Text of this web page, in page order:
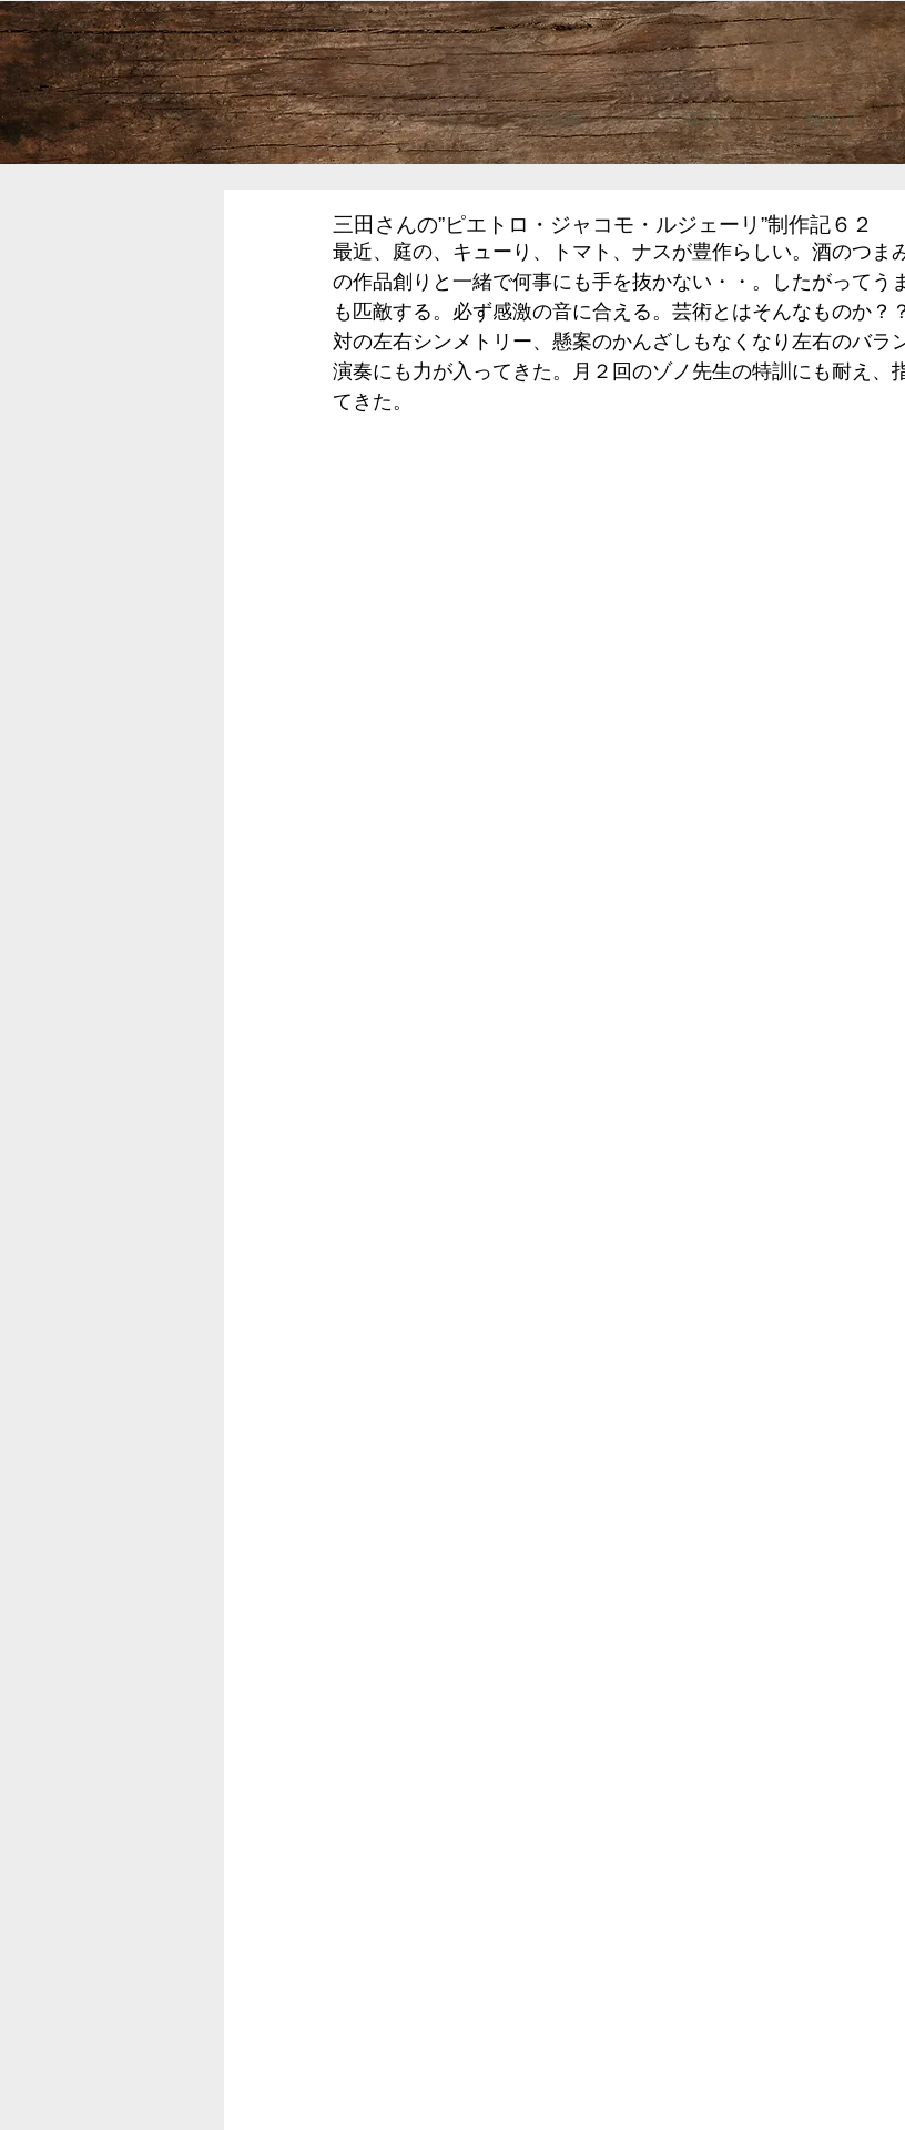
HOME ご案内 制作記
三田さんの”ピエトロ・ジャコモ・ルジェーリ”制作記６２
最近、庭の、キューり、トマト、ナスが豊作らしい。酒のつま
の作品創りと一緒で何事にも手を抜かない・・。したがってう
も匹敵する。必ず感激の音に合える。芸術とはそんなものか？
対の左右シンメトリー、懸案のかんざしもなくなり左右のバラ
演奏にも力が入ってきた。月２回のゾノ先生の特訓にも耐え、
てきた。